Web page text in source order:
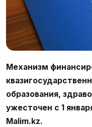
Механизм
образования,
ужесточен с 1
Malim.kz.